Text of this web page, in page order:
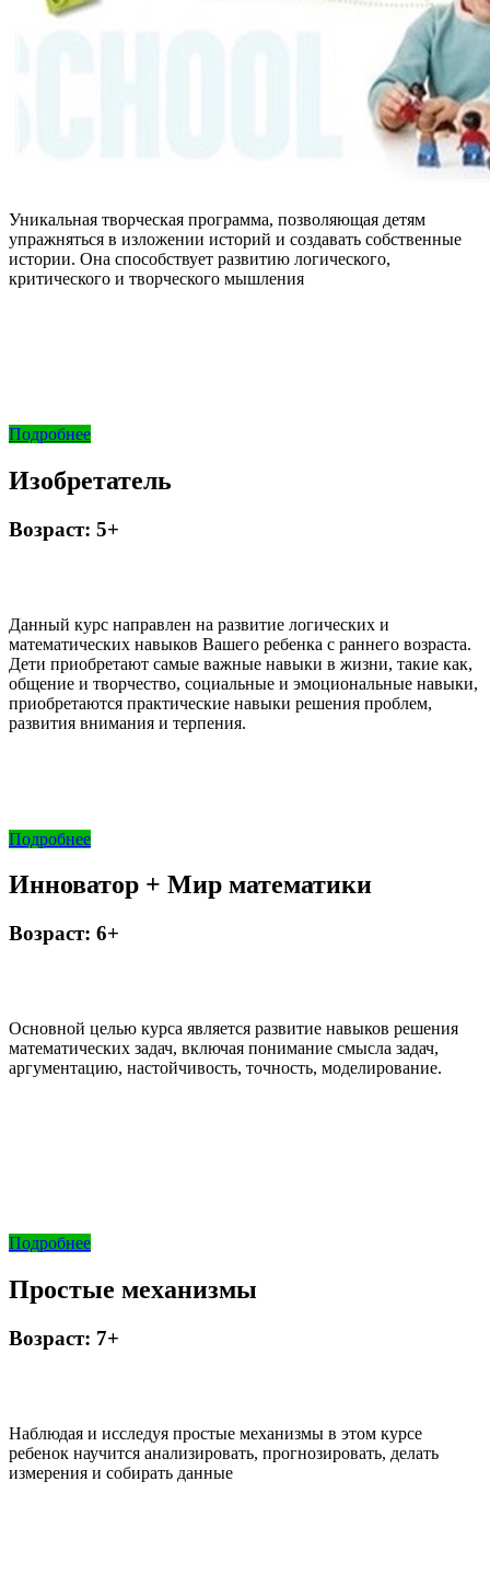
Уникальная творческая программа, позволяющая детям
упражняться в изложении историй и создавать собственные
истории. Она способствует развитию логического,
критического и творческого мышления
Подробнее
Изобретатель
Возраст: 5+
Данный курс направлен на развитие логических и
математических навыков Вашего ребенка с раннего возраста.
Дети приобретают самые важные навыки в жизни, такие как,
общение и творчество, социальные и эмоциональные навыки,
приобретаются практические навыки решения проблем,
развития внимания и терпения.
Подробнее
Инноватор + Мир математики
Возраст: 6+
Основной целью курса является развитие навыков решения
математических задач, включая понимание смысла задач,
аргументацию, настойчивость, точность, моделирование.
Подробнее
Простые механизмы
Возраст: 7+
Наблюдая и исследуя простые механизмы в этом курсе
ребенок научится анализировать, прогнозировать, делать
измерения и собирать данные